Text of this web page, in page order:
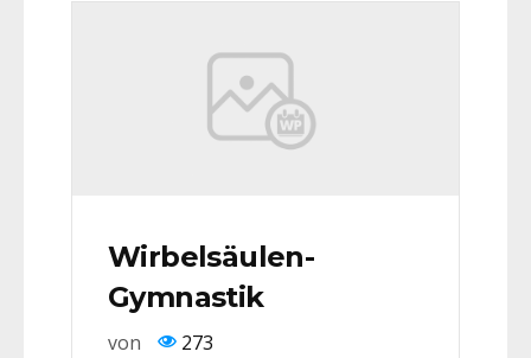
Wirbelsäulen-
Gymnastik
von 273